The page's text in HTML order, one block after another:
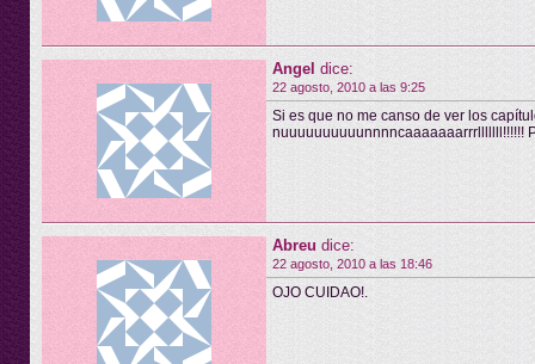
Angel dice:
22 agosto, 2010 a las 9:25
Si es que no me canso de ver los
nuuuuuuuuuunnnncaaaaaaarrrlllllll!!!!!!
Abreu dice:
22 agosto, 2010 a las 18:46
OJO CUIDAO!.